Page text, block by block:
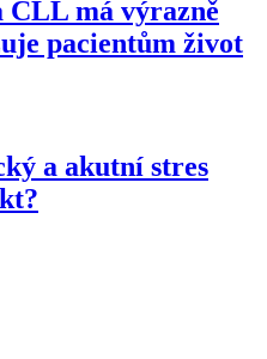
CLL má výrazně
pacientům život
a akutní stres